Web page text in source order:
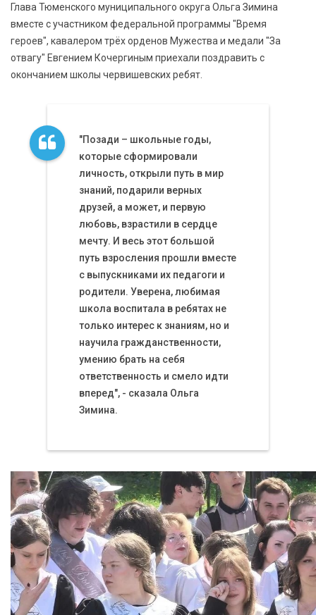
Глава Тюменского муниципального округа Ольга Зимина
вместе с участником федеральной программы "Время
героев", кавалером трёх орденов Мужества и медали "За
отвагу" Евгением Кочергиным приехали поздравить с
окончанием школы червишевских ребят.
"Позади – школьные годы,
которые сформировали
личность, открыли путь в мир
знаний, подарили верных
друзей, а может, и первую
любовь, взрастили в сердце
мечту. И весь этот большой
путь взросления прошли вместе
с выпускниками их педагоги и
родители. Уверена, любимая
школа воспитала в ребятах не
только интерес к знаниям, но и
научила гражданственности,
умению брать на себя
ответственность и смело идти
вперед", - сказала Ольга
Зимина.